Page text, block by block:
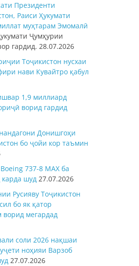
Президенти
Раиси Ҳукумати
муҳтарам Эмомалӣ
Ҷумҳурии
гардид. 28.07.2026
Тоҷикистон нусхаи
нави Кувайтро қабул
1,9 миллиард
ворид гардид
Донишгоҳи
бо ҷойи кор таъмин
737-8 MAX ба
карда шуд 27.07.2026
Русияву Тоҷикистон
бо як қатор
ворид мегардад
соли 2026 нақшаи
ноҳияи Варзоб
27.07.2026